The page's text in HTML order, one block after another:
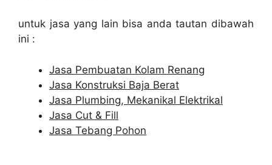
untuk jasa yang lain bisa anda tautan dibawah
ini :
Jasa Pembuatan Kolam Renang
Jasa Konstruksi Baja Berat
Jasa Plumbing, Mekanikal Elektrikal
Jasa Cut & Fill
Jasa Tebang Pohon